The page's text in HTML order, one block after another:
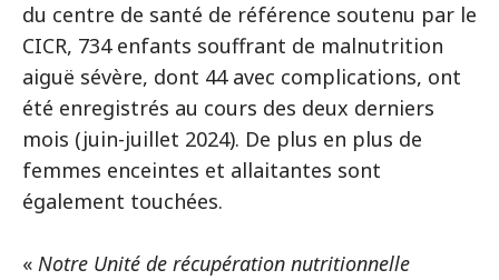
du centre de santé de référence soutenu par le
CICR, 734 enfants souffrant de malnutrition
aiguë sévère, dont 44 avec complications, ont
été enregistrés au cours des deux derniers
mois (juin-juillet 2024). De plus en plus de
femmes enceintes et allaitantes sont
également touchées.
« Notre Unité de récupération nutritionnelle